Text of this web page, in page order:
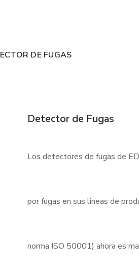
DE FUGAS
Detector de Fugas
Los detectores de fugas de
por fugas en sus lineas de
norma ISO 50001) ahora es